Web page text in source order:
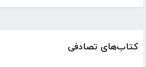
کتاب‌های تصادفی